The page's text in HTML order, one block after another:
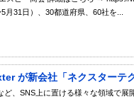
31日）、30都道府県、60社を...
が新会社「ネクスターテ
ど、SNS上に置ける様々な領域で